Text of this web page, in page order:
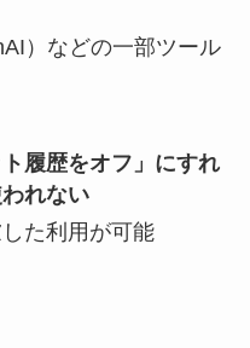
）などの一部ツール
履歴をオフ」にすれ
れない
た利用が可能